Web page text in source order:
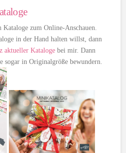
zum Online-Anschauen.
in der Hand halten willst, dann
aktueller Kataloge bei mir. Dann
sogar in Originalgröße bewundern.